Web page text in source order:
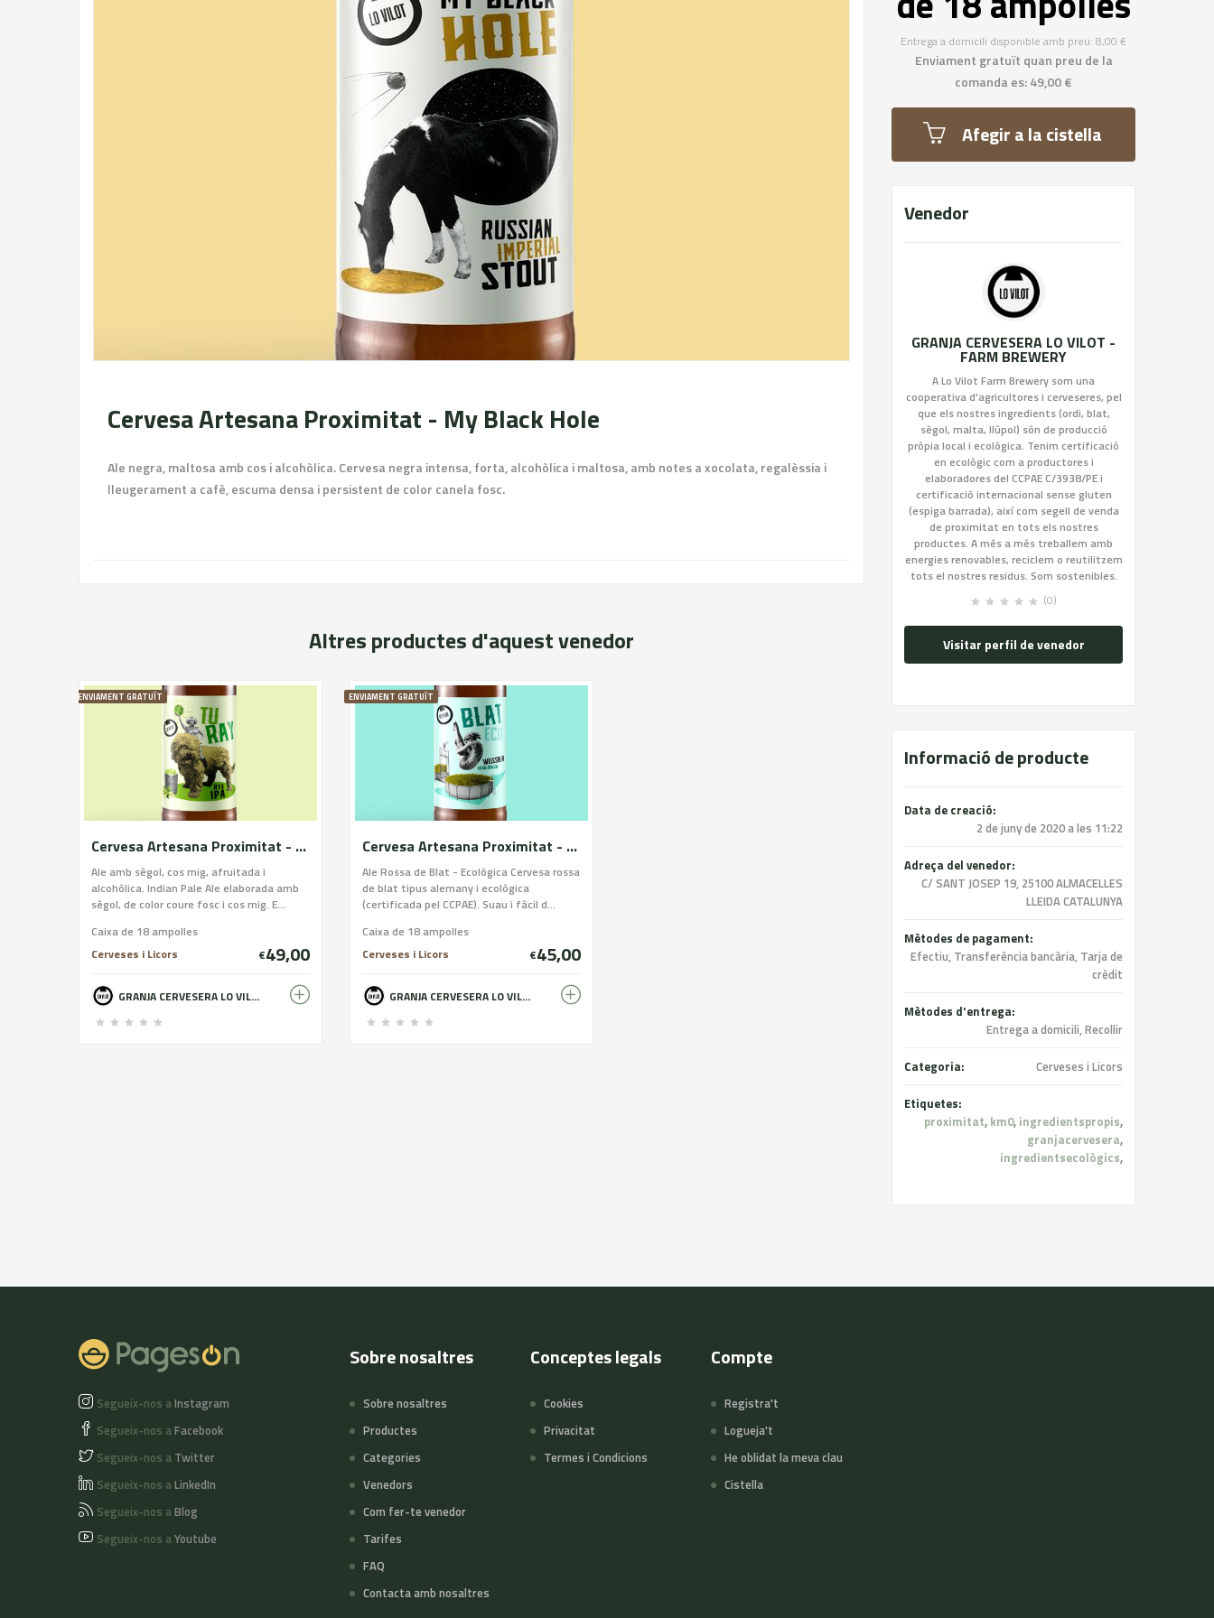
Entrega a domicili disponible amb preu: 8,00 €
Enviament gratuït quan preu de la
comanda es: 49,00 €
Afegir a la cistella
Venedor
GRANJA CERVESERA LO VILOT -
FARM BREWERY
A Lo Vilot Farm Brewery som una
cooperativa d'agricultores i cerveseres, pel
que els nostres ingredients (ordi, blat,
sègol, malta, llúpol) són de producció
pròpia local i ecològica. Tenim certificació
en ecològic com a productores i
elaboradores del CCPAE C/3938/PE i
certificació internacional sense gluten
(espiga barrada), així com segell de venda
de proximitat en tots els nostres
productes. A més a més treballem amb
energies renovables, reciclem o reutilitzem
tots el nostres residus. Som sostenibles.
(0)
Visitar perfil de venedor
Informació de producte
Data de creació:
2 de juny de 2020 a les 11:22
Adreça del venedor:
C/ SANT JOSEP 19, 25100 ALMACELLES
LLEIDA CATALUNYA
Mètodes de pagament:
Efectiu, Transferència bancària, Tarja de
crèdit
Mètodes d'entrega:
Entrega a domicili, Recollir
Categoria: Cerveses i Licors
Etiquetes:
proximitat, km0, ingredientspropis,
granjacervesera,
ingredientsecològics,
Cervesa Artesana Proximitat - My Black Hole
Ale negra, maltosa amb cos i alcohòlica. Cervesa negra intensa, forta, alcohòlica i maltosa, amb notes a xocolata, regalèssia i
lleugerament a cafè, escuma densa i persistent de color canela fosc.
Altres productes d'aquest venedor
ENVIAMENT GRATUÏT
Cervesa Artesana Proximitat - Tu Ray
Ale amb sègol, cos mig, afruitada i
alcohòlica. Indian Pale Ale elaborada amb
sègol, de color coure fosc i cos mig. E...
Caixa de 18 ampolles
Cerveses i Licors
€49,00
GRANJA CERVESERA LO VILOT - FARM BREWERY
ENVIAMENT GRATUÏT
Cervesa Artesana Proximitat - Blat Eco
Ale Rossa de Blat - Ecològica Cervesa rossa
de blat tipus alemany i ecològica
(certificada pel CCPAE). Suau i fàcil d...
Caixa de 18 ampolles
Cerveses i Licors
€45,00
GRANJA CERVESERA LO VILOT - FARM BREWERY
Segueix-nos aInstagram
Segueix-nos aFacebook
Segueix-nos a Twitter
Segueix-nos aLinkedIn
Segueix-nos aBlog
Segueix-nos aYoutube
Sobre nosaltres
Sobre nosaltres
Productes
Categories
Venedors
Com fer-te venedor
Tarifes
FAQ
Contacta amb nosaltres
Conceptes legals
Cookies
Privacitat
Termes i Condicions
Compte
Registra't
Logueja't
He oblidat la meva clau
Cistella